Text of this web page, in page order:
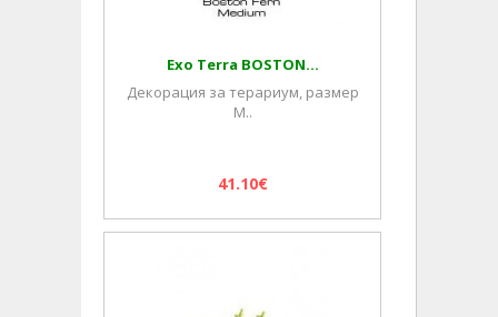
Exo Terra BOSTON...
Декорация за терариум, размер
M..
41.10€